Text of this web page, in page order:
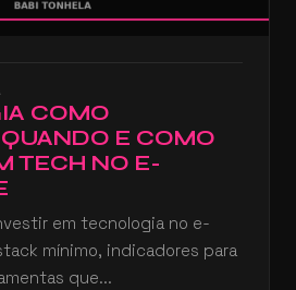
COMO
E COMO
TECH NO E-
em tecnologia no e-
mínimo, indicadores para
que...